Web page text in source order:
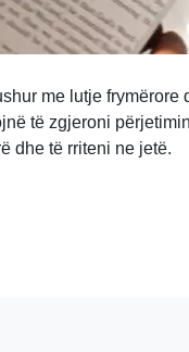
me lutje frymërore
të zgjeroni
dhe të rriteni ne jetë.